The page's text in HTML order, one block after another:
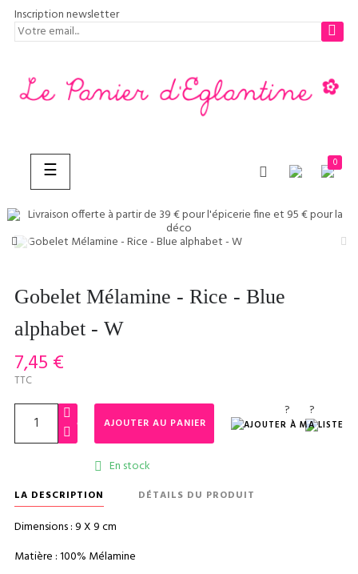
Inscription newsletter
Basculer
la
☰ 0
Gobelet Mélamine - Rice - Blue
alphabet - W
7,45 €
TTC
AJOUTER AU PANIER
?
?
 En stock
LA DESCRIPTION DÉTAILS DU PRODUIT
Dimensions : 9 X 9 cm
Matière : 100% Mélamine